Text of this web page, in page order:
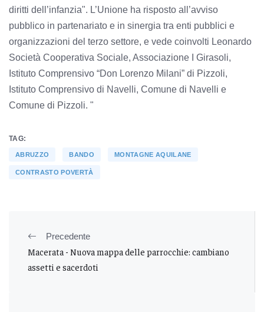
diritti dell’infanzia". L’Unione ha risposto all’avviso
pubblico in partenariato e in sinergia tra enti pubblici e
organizzazioni del terzo settore, e vede coinvolti Leonardo
Società Cooperativa Sociale, Associazione I Girasoli,
Istituto Comprensivo “Don Lorenzo Milani” di Pizzoli,
Istituto Comprensivo di Navelli, Comune di Navelli e
Comune di Pizzoli. "
TAG:
ABRUZZO BANDO MONTAGNE AQUILANE
CONTRASTO POVERTÀ
Precedente
Macerata - Nuova mappa delle parrocchie: cambiano
assetti e sacerdoti